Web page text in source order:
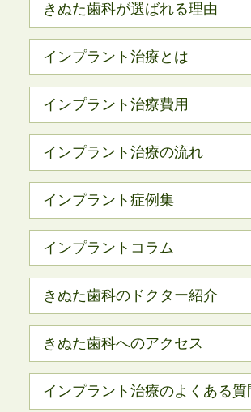
きぬた歯科が選ばれる理由
インプラント治療とは
インプラント治療費用
インプラント治療の流れ
インプラント症例集
インプラントコラム
きぬた歯科のドクター紹介
きぬた歯科へのアクセス
インプラント治療のよくある質